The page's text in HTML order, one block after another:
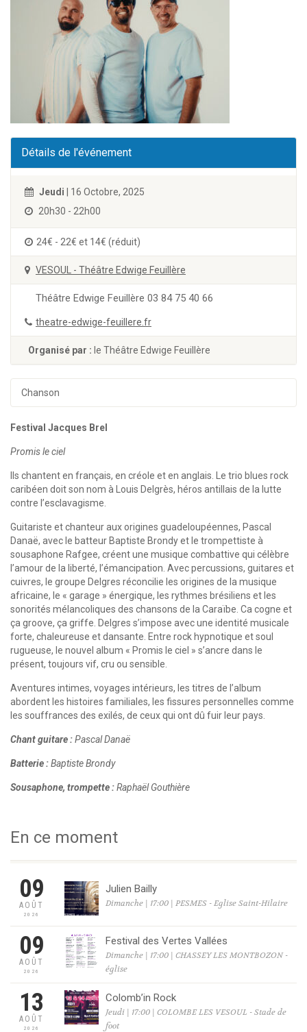
Détails de l'événement
Jeudi | 16 Octobre, 2025
20h30 - 22h00
24€ - 22€ et 14€ (réduit)
VESOUL - Théâtre Edwige Feuillère
Théâtre Edwige Feuillère 03 84 75 40 66
theatre-edwige-feuillere.fr
Organisé par : le Théâtre Edwige Feuillère
Chanson
Festival Jacques Brel
Promis le ciel
Ils chantent en français, en créole et en anglais. Le trio blues rock
caribéen doit son nom à Louis Delgrès, héros antillais de la lutte
contre l’esclavagisme.
Guitariste et chanteur aux origines guadeloupéennes, Pascal
Danaë, avec le batteur Baptiste Brondy et le trompettiste à
sousaphone Rafgee, créent une musique combattive qui célèbre
l’amour de la liberté, l’émancipation. Avec percussions, guitares et
cuivres, le groupe Delgres réconcilie les origines de la musique
africaine, le « garage » énergique, les rythmes brésiliens et les
sonorités mélancoliques des chansons de la Caraïbe. Ca cogne et
ça groove, ça griffe. Delgres s’impose avec une identité musicale
forte, chaleureuse et dansante. Entre rock hypnotique et soul
rugueuse, le nouvel album « Promis le ciel » s’ancre dans le
présent, toujours vif, cru ou sensible.
Aventures intimes, voyages intérieurs, les titres de l’album
abordent les histoires familiales, les fissures personnelles comme
les souffrances des exilés, de ceux qui ont dû fuir leur pays.
Chant guitare :Pascal Danaë
Batterie :Baptiste Brondy
Sousaphone, trompette :Raphaël Gouthière
En ce moment
09
AOÛT
2026
Julien Bailly
Dimanche | 17:00 | PESMES - Eglise Saint-Hilaire
09
AOÛT
2026
Festival des Vertes Vallées
Dimanche | 17:00 | CHASSEY LES MONTBOZON -
église
13
AOÛT
2026
Colomb’in Rock
Jeudi | 17:00 | COLOMBE LES VESOUL - Stade de
foot